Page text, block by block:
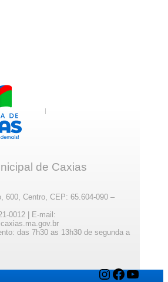
de Caxias
600, Centro, CEP: 65.604-090 –
0012 | E-mail:
das 7h30 as 13h30 de segunda a
InstagramFacebook YouTube